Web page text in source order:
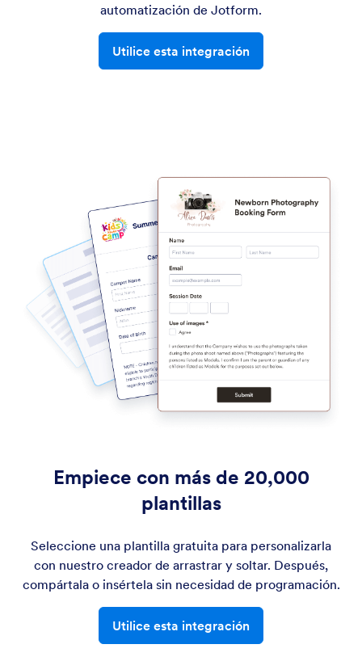
automatización de Jotform.
Utilice esta integración
Empiece con más de 20,000
plantillas
Seleccione una plantilla gratuita para personalizarla
con nuestro creador de arrastrar y soltar. Después,
compártala o insértela sin necesidad de programación.
Utilice esta integración